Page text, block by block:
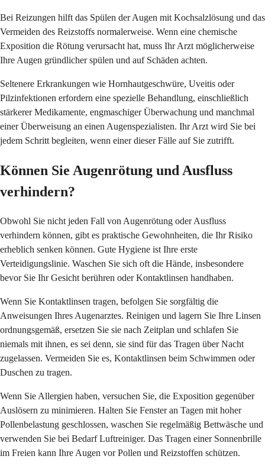
Bei Reizungen hilft das Spülen der Augen mit Kochsalzlösung und das
Vermeiden des Reizstoffs normalerweise. Wenn eine chemische
Exposition die Rötung verursacht hat, muss Ihr Arzt möglicherweise
Ihre Augen gründlicher spülen und auf Schäden achten.
Seltenere Erkrankungen wie Hornhautgeschwüre, Uveitis oder
Pilzinfektionen erfordern eine spezielle Behandlung, einschließlich
stärkerer Medikamente, engmaschiger Überwachung und manchmal
einer Überweisung an einen Augenspezialisten. Ihr Arzt wird Sie bei
jedem Schritt begleiten, wenn einer dieser Fälle auf Sie zutrifft.
Können Sie Augenrötung und Ausfluss
verhindern?
Obwohl Sie nicht jeden Fall von Augenrötung oder Ausfluss
verhindern können, gibt es praktische Gewohnheiten, die Ihr Risiko
erheblich senken können. Gute Hygiene ist Ihre erste
Verteidigungslinie. Waschen Sie sich oft die Hände, insbesondere
bevor Sie Ihr Gesicht berühren oder Kontaktlinsen handhaben.
Wenn Sie Kontaktlinsen tragen, befolgen Sie sorgfältig die
Anweisungen Ihres Augenarztes. Reinigen und lagern Sie Ihre Linsen
ordnungsgemäß, ersetzen Sie sie nach Zeitplan und schlafen Sie
niemals mit ihnen, es sei denn, sie sind für das Tragen über Nacht
zugelassen. Vermeiden Sie es, Kontaktlinsen beim Schwimmen oder
Duschen zu tragen.
Wenn Sie Allergien haben, versuchen Sie, die Exposition gegenüber
Auslösern zu minimieren. Halten Sie Fenster an Tagen mit hoher
Pollenbelastung geschlossen, waschen Sie regelmäßig Bettwäsche und
verwenden Sie bei Bedarf Luftreiniger. Das Tragen einer Sonnenbrille
im Freien kann Ihre Augen vor Pollen und Reizstoffen schützen.